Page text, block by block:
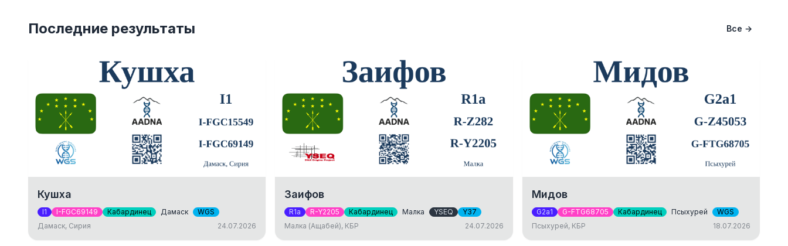
Последние результаты Все →
Кушха
I1 I-FGC69149 Кабардинец Дамаск
WGS
Дамаск, Сирия
24.07.2026
Заифов
R1a R-Y2205 Кабардинец Малка YSEQ
Y37
Малка (Ащабей), КБР
24.07.2026
Мидов
G2a1 G-FTG68705 Кабардинец Псыхурей
WGS
Псыхурей, КБР
18.07.2026